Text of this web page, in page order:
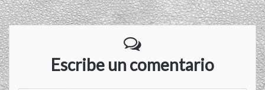
Escribe un comentario